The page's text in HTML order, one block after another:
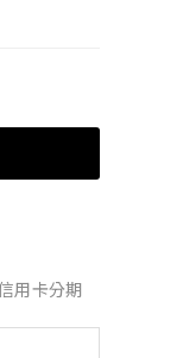
用卡分期